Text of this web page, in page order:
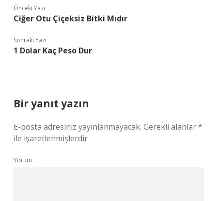
Önceki Yazı
Ciğer Otu Çiçeksiz Bitki Mıdır
Sonraki Yazı
1 Dolar Kaç Peso Dur
Bir yanıt yazın
E-posta adresiniz yayınlanmayacak. Gerekli alanlar*
ile işaretlenmişlerdir
Yorum